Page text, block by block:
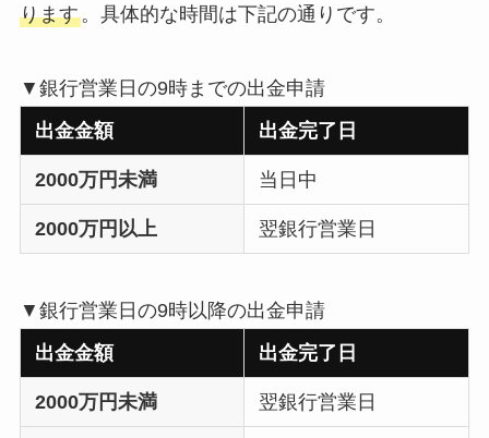
ります。具体的な時間は下記の通りです。
▼銀行営業日の9時までの出金申請
出金金額
出金完了日
2000万円未満 当日中
2000万円以上 翌銀行営業日
▼銀行営業日の9時以降の出金申請
出金金額
出金完了日
2000万円未満 翌銀行営業日